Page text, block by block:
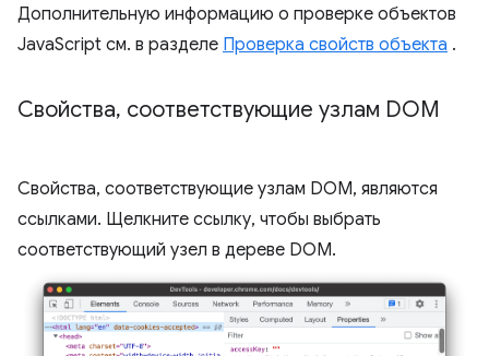
Дополнительную информацию о проверке объектов
JavaScript см. в разделе Проверка свойств объекта .
Свойства, соответствующие узлам DOM
Свойства, соответствующие узлам DOM, являются
ссылками. Щелкните ссылку, чтобы выбрать
соответствующий узел в дереве DOM.